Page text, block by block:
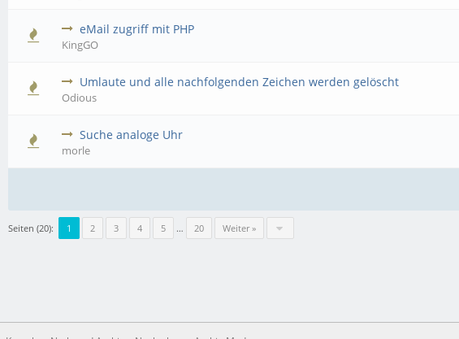
eMail zugriff mit PHP
KingGO
Umlaute und alle nachfolgenden Zeichen werden gelöscht
Odious
Suche analoge Uhr
morle
Seiten (20): 1 2 3 4 5 … 20 Weiter »